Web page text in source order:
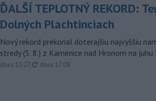
ĎALŠÍ TEPLOTNÝ REKORD:
Dolných Plachtinciach
Nový rekord prekonal doterajšiu najvyššiu
stredy (5. 8.) z Kamenice nad Hronom na juhu
dnes 15:27, aktualizované
dnes 17:08